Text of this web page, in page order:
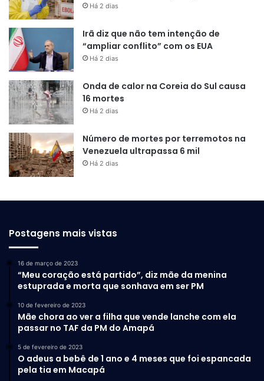
Há 2 dias
Irã diz que não tem intenção de
“ampliar conflito” com os EUA
Há 2 dias
Onda de calor na Coreia do Sul causa
16 mortes
Há 2 dias
Número de mortes por terremotos na
Venezuela ultrapassa 6 mil
Há 2 dias
Postagens mais vistas
16 de março de 2023
“Meu coração está partido”, diz mãe da menina
estuprada e morta que sonhava em ser PM
10 de fevereiro de 2023
Mãe chora ao ver a filha que vende lanche com ela
passar no TAF da PM do Amapá
5 de fevereiro de 2023
O adeus a bebê de 1 ano e 4 meses que foi espancada
pela tia em Macapá